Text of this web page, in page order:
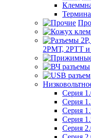
2РМТ, 2РТТ и
Серия
Серия
Серия
Серия
Серия